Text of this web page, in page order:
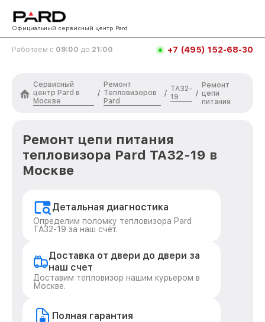
Официальный сервисный центр Pard
Работаем с 09:00 до 21:00 +7 (495) 152-68-30
Сервисный
центр Pard в
Москве
/
Ремонт
Тепловизоров
Pard
/
TA32-
19
/
Ремонт
цепи
питания
Ремонт цепи питания
тепловизора Pard TA32-19 в
Москве
Детальная диагностика
Определим поломку тепловизора Pard
TA32-19 за наш счёт.
Доставка от двери до двери за
наш счет
Доставим тепловизор нашим курьером в
Москве.
Полная гарантия